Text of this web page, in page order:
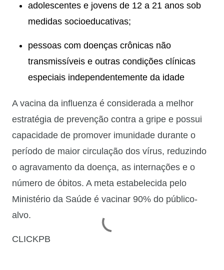
adolescentes e jovens de 12 a 21 anos sob
medidas socioeducativas;
pessoas com doenças crônicas não
transmissíveis e outras condições clínicas
especiais independentemente da idade
A vacina da influenza é considerada a melhor
estratégia de prevenção contra a gripe e possui
capacidade de promover imunidade durante o
período de maior circulação dos vírus, reduzindo
o agravamento da doença, as internações e o
número de óbitos. A meta estabelecida pelo
Ministério da Saúde é vacinar 90% do público-
alvo.
CLICKPB